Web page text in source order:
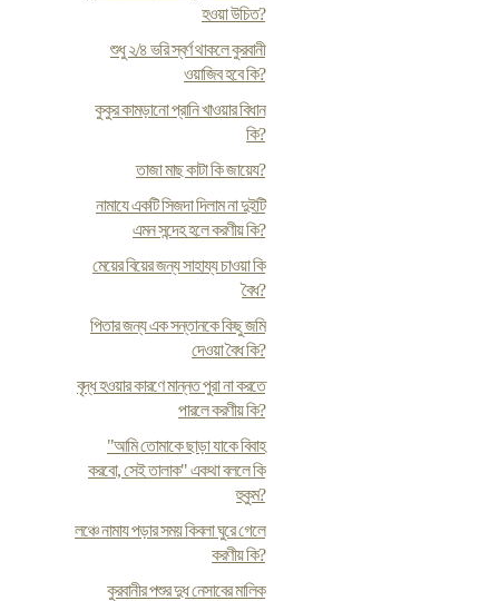
হওয়া উচিত?
শুধু ২/৪ ভরি স্বর্ণ থাকলে কুরবানী
ওয়াজিব হবে কি?
কুকুর কামড়ানো প্রানি খাওয়ার বিধান
কি?
তাজা মাছ কাটা কি জায়েয?
নামাযে একটি সিজদা দিলাম না দুইটি
এমন সন্দেহ হলে করণীয় কি?
মেয়ের বিয়ের জন্য সাহায্য চাওয়া কি
বৈধ?
পিতার জন্য এক সন্তানকে কিছু জমি
দেওয়া বৈধ কি?
বৃদ্ধ হওয়ার কারণে মান্নত পুরা না করতে
পারলে করণীয় কি?
"আমি তোমাকে ছাড়া যাকে বিবাহ
করবো, সেই তালাক" একথা বললে কি
হুকুম?
লঞ্চে নামায পড়ার সময় কিবলা ঘুরে গেলে
করণীয় কি?
কুরবানীর পশুর দুধ নেসাবের মালিক